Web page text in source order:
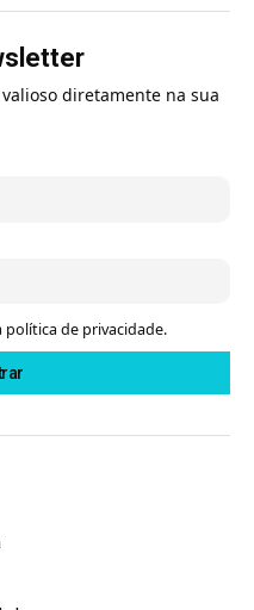
diretamente na sua
política de privacidade.